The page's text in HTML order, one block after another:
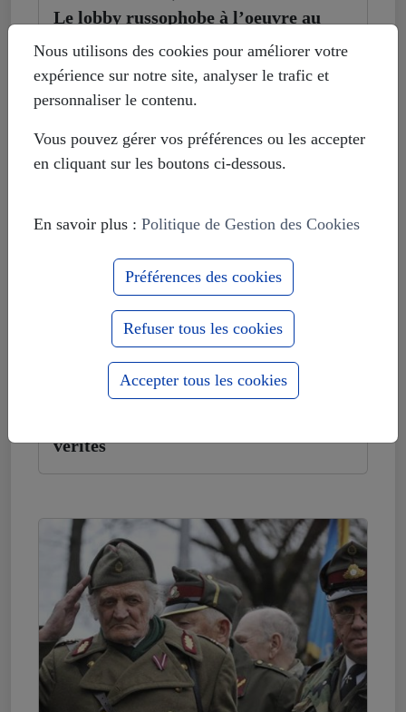
Le lobby russophobe à l’oeuvre au
Parlement de l’UE
vendredi novembre 25, 2016
vérités
Nous utilisons des cookies pour améliorer votre
expérience sur notre site, analyser le trafic et
personnaliser le contenu.
Vous pouvez gérer vos préférences ou les accepter
en cliquant sur les boutons ci-dessous.
En savoir plus : Politique de Gestion des Cookies
Préférences des cookies
Refuser tous les cookies
Accepter tous les cookies